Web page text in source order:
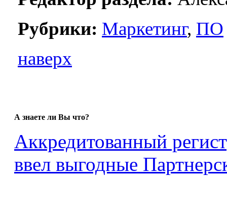
Рубрики: Маркетинг, ПО
наверх
А знаете ли Вы что?
Аккредитованный
ввел выгодные